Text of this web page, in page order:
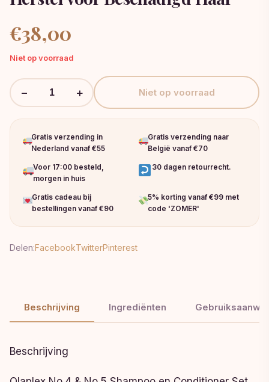
€38,00
Niet op voorraad
− + Niet op voorraad
Gratis verzending in
Nederland vanaf €55
Gratis verzending naar
België vanaf €70
Voor 17:00 besteld,
morgen in huis
30 dagen retourrecht.
Gratis cadeau bij
bestellingen vanaf €90
5% korting vanaf €99 met
code 'ZOMER'
Delen:FacebookTwitterPinterest
Beschrijving Ingrediënten
Beschrijving